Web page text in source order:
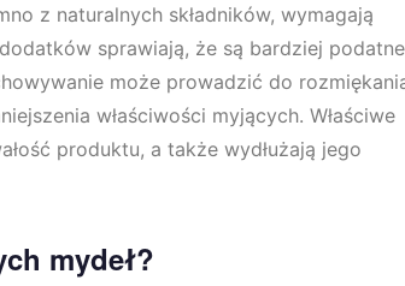
z naturalnych składników, wymagają
sprawiają, że są bardziej podatne
może prowadzić do
właściwości myjących. Właściwe
produktu, a także wydłużają jego
mydeł?